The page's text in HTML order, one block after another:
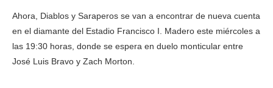
Ahora, Diablos y Saraperos se van a encontrar de nueva cuenta
en el diamante del Estadio Francisco I. Madero este miércoles a
las 19:30 horas, donde se espera en duelo monticular entre
José Luis Bravo y Zach Morton.